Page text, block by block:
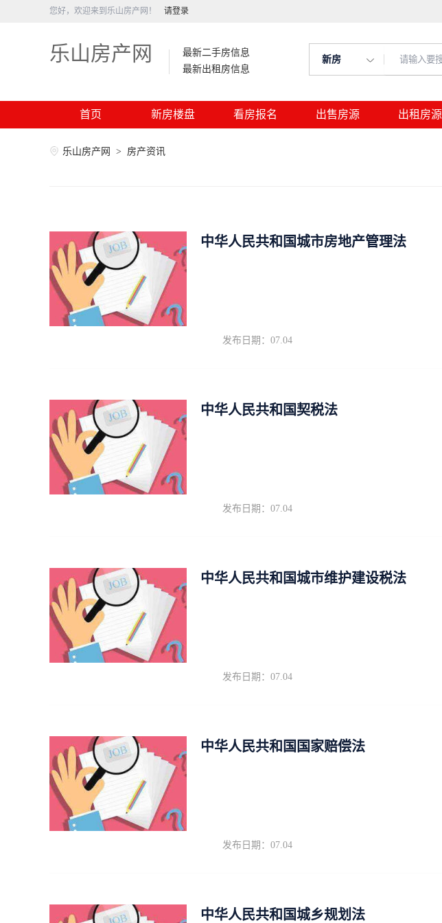
您好，欢迎来到乐山房产网！ 请登录
乐山房产网
最新二手房信息
最新出租房信息
新房
首页 新房楼盘 看房报名 出售房源 出租房源
乐山房产网 > 房产资讯
中华人民共和国城市房地产管理法
发布日期：07.04
中华人民共和国契税法
发布日期：07.04
中华人民共和国城市维护建设税法
发布日期：07.04
中华人民共和国国家赔偿法
发布日期：07.04
中华人民共和国城乡规划法